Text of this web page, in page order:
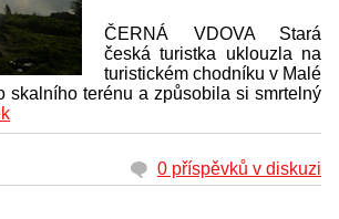
ČERNÁ VDOVA Stará
česká turistka uklouzla na
turistickém chodníku v Malé
skalního terénu a způsobila si smrtelný
0 příspěvků v diskuzi